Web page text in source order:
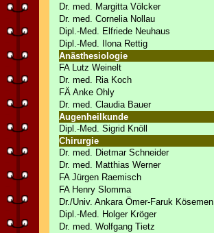
Dr. med. Margitta Völcker
Dr. med. Cornelia Nollau
Dipl.-Med. Elfriede Neuhaus
Dipl.-Med. Ilona Rettig
Anästhesiologie
FA Lutz Weinelt
Dr. med. Ria Koch
FÄ Anke Ohly
Dr. med. Claudia Bauer
Augenheilkunde
Dipl.-Med. Sigrid Knöll
Chirurgie
Dr. med. Dietmar Schneider
Dr. med. Matthias Werner
FA Jürgen Raemisch
FA Henry Slomma
Dr./Univ. Ankara Ömer-Faruk Kösemen
Dipl.-Med. Holger Kröger
Dr. med. Wolfgang Tietz